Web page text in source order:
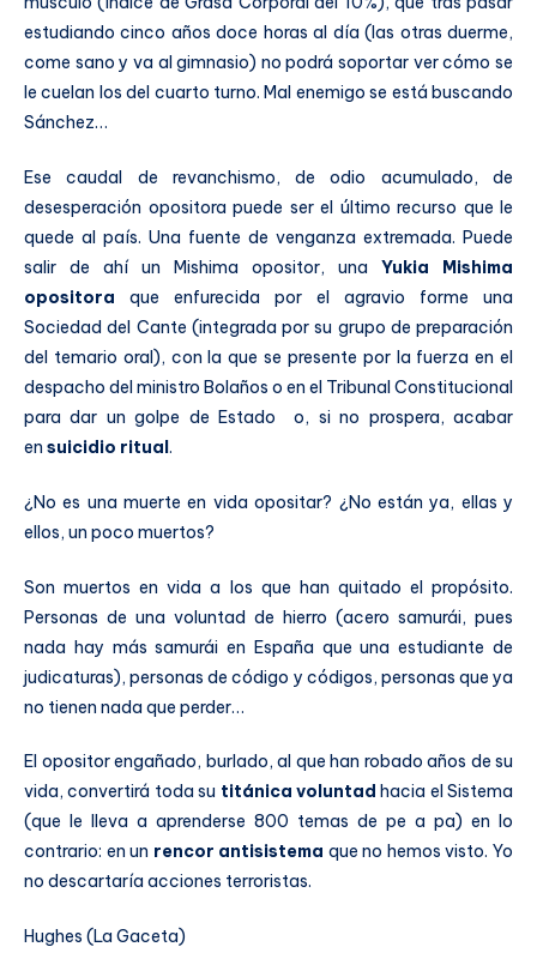
estudiando cinco años doce horas al día (las otras duerme,
come sano y va al gimnasio) no podrá soportar ver cómo se
le cuelan los del cuarto turno. Mal enemigo se está buscando
Sánchez…
Ese caudal de revanchismo, de odio acumulado, de
desesperación opositora puede ser el último recurso que le
quede al país. Una fuente de venganza extremada. Puede
salir de ahí un Mishima opositor, una Yukia Mishima
opositora que enfurecida por el agravio forme una
Sociedad del Cante (integrada por su grupo de preparación
del temario oral), con la que se presente por la fuerza en el
despacho del ministro Bolaños o en el Tribunal Constitucional
para dar un golpe de Estado o, si no prospera, acabar
en suicidio ritual.
¿No es una muerte en vida opositar? ¿No están ya, ellas y
ellos, un poco muertos?
Son muertos en vida a los que han quitado el propósito.
Personas de una voluntad de hierro (acero samurái, pues
nada hay más samurái en España que una estudiante de
judicaturas), personas de código y códigos, personas que ya
no tienen nada que perder…
El opositor engañado, burlado, al que han robado años de su
vida, convertirá toda su titánica voluntad hacia el Sistema
(que le lleva a aprenderse 800 temas de pe a pa) en lo
contrario: en un rencor antisistema que no hemos visto. Yo
no descartaría acciones terroristas.
Hughes (La Gaceta)